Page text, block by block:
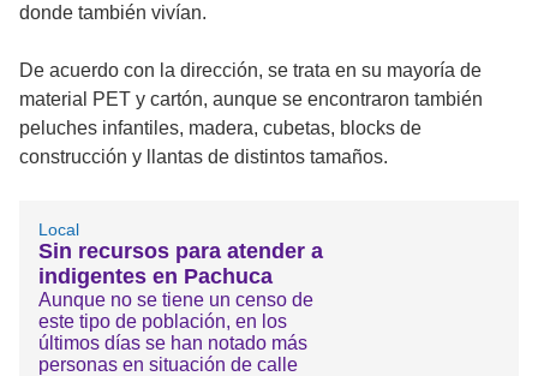
donde también vivían.
De acuerdo con la dirección, se trata en su mayoría de
material PET y cartón, aunque se encontraron también
peluches infantiles, madera, cubetas, blocks de
construcción y llantas de distintos tamaños.
Local
Sin recursos para atender a
indigentes en Pachuca
Aunque no se tiene un censo de
este tipo de población, en los
últimos días se han notado más
personas en situación de calle